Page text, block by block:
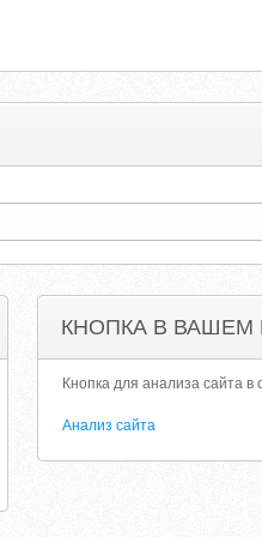
КНОПКА В ВАШЕМ
Кнопка для анализа сайта в
Анализ сайта